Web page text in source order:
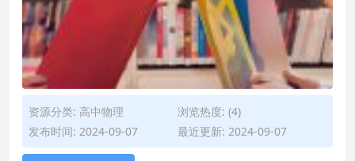
资源分类: 高中物理
浏览热度: (4)
发布时间: 2024-09-07
最近更新: 2024-09-07